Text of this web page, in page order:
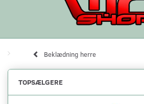
Beklædning herre
TOPSÆLGERE